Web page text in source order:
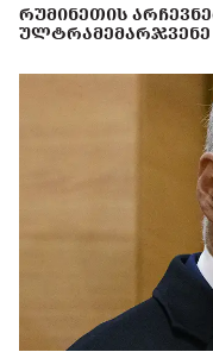
ᲠᲣᲛᲘᲜᲔᲗᲘᲡ